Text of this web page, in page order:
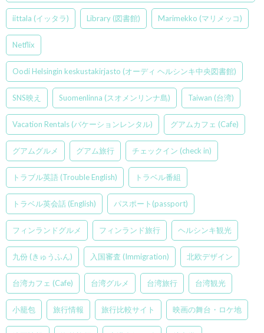
iittala (イッタラ) Library (図書館) Marimekko (マリメッコ)
Netflix
Oodi Helsingin keskustakirjasto (オーディ ヘルシンキ中央図書館)
SNS映え Suomenlinna (スオメンリンナ島) Taiwan (台湾)
Vacation Rentals (バケーションレンタル) グアムカフェ (Cafe)
グアムグルメ グアム旅行 チェックイン (check in)
トラブル英語 (Trouble English) トラベル番組
トラベル英会話 (English) パスポート(passport)
フィンランドグルメ フィンランド旅行 ヘルシンキ観光
九份 (きゅうふん) 入国審査 (Immigration) 北欧デザイン
台湾カフェ (Cafe) 台湾グルメ 台湾旅行 台湾観光
小籠包 旅行情報 旅行比較サイト 映画の舞台・ロケ地